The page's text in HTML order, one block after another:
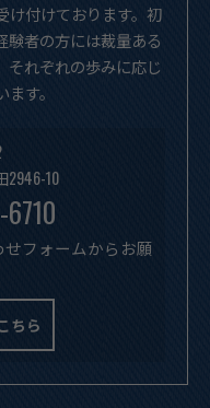
け付けております。初
験者の方には裁量ある
それぞれの歩みに応じ
す。
10
フォームからお願
ちら